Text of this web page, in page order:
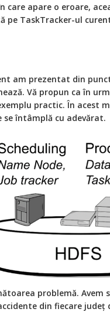
care apare o eroare,
pe TaskTracker-ul
am prezentat din
Vă propun ca în
practic. În acest
se întâmplă cu adevărat.
problemă. Avem
din fiecare